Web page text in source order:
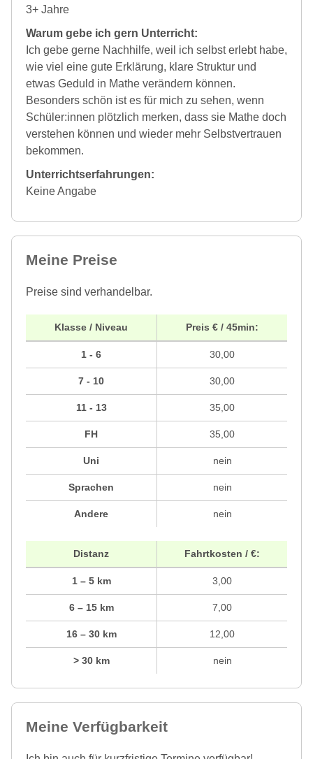
3+ Jahre
Warum gebe ich gern Unterricht:
Ich gebe gerne Nachhilfe, weil ich selbst erlebt habe,
wie viel eine gute Erklärung, klare Struktur und
etwas Geduld in Mathe verändern können.
Besonders schön ist es für mich zu sehen, wenn
Schüler:innen plötzlich merken, dass sie Mathe doch
verstehen können und wieder mehr Selbstvertrauen
bekommen.
Unterrichtserfahrungen:
Keine Angabe
Meine Preise
Preise sind verhandelbar.
Klasse / Niveau
1 - 6
7 - 10
11 - 13
FH
Uni
Sprachen
Andere
Preis € / 45min:
30,00
30,00
35,00
35,00
nein
nein
nein
Distanz
1 – 5 km
6 – 15 km
16 – 30 km
> 30 km
Fahrtkosten / €:
3,00
7,00
12,00
nein
Meine Verfügbarkeit